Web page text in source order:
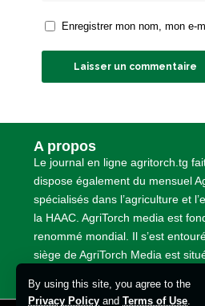
By using this site, you agree to the
Privacy Policy and Terms of Use.
Enregistrer mon nom, mon e-
A propos
Le journal en ligne agritorch.tg
dispose également du mensuel
spécialisés dans l’agriculture et
la HAAC. AgriTorch media est
renommé mondial. Il s’est
siège de AgriTorch Media est